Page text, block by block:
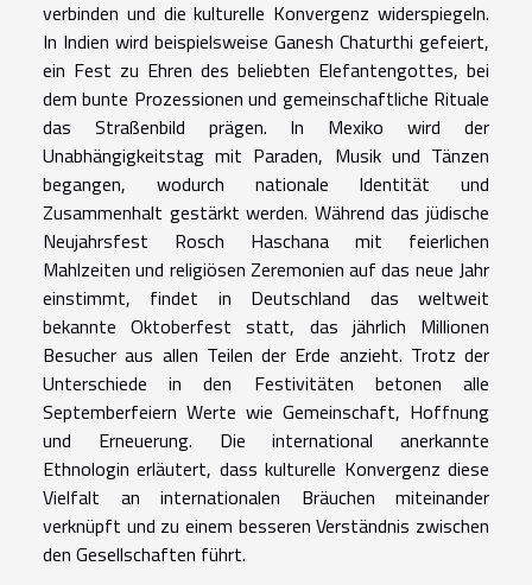
verbinden und die kulturelle Konvergenz widerspiegeln.
In Indien wird beispielsweise Ganesh Chaturthi gefeiert,
ein Fest zu Ehren des beliebten Elefantengottes, bei
dem bunte Prozessionen und gemeinschaftliche Rituale
das Straßenbild prägen. In Mexiko wird der
Unabhängigkeitstag mit Paraden, Musik und Tänzen
begangen, wodurch nationale Identität und
Zusammenhalt gestärkt werden. Während das jüdische
Neujahrsfest Rosch Haschana mit feierlichen
Mahlzeiten und religiösen Zeremonien auf das neue Jahr
einstimmt, findet in Deutschland das weltweit
bekannte Oktoberfest statt, das jährlich Millionen
Besucher aus allen Teilen der Erde anzieht. Trotz der
Unterschiede in den Festivitäten betonen alle
Septemberfeiern Werte wie Gemeinschaft, Hoffnung
und Erneuerung. Die international anerkannte
Ethnologin erläutert, dass kulturelle Konvergenz diese
Vielfalt an internationalen Bräuchen miteinander
verknüpft und zu einem besseren Verständnis zwischen
den Gesellschaften führt.